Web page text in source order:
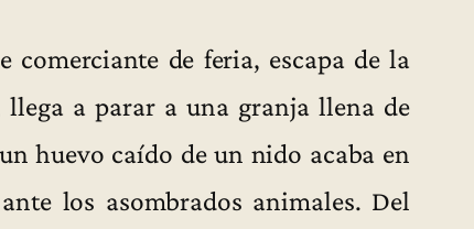
comerciante de feria, escapa de la
a parar a una granja llena de
huevo caído de un nido acaba en
los asombrados animales. Del